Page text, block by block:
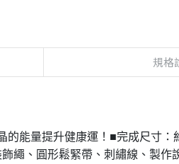
規格
的能量提升健康運！■完成尺寸
繩、圓形鬆緊帶、刺繡線、製